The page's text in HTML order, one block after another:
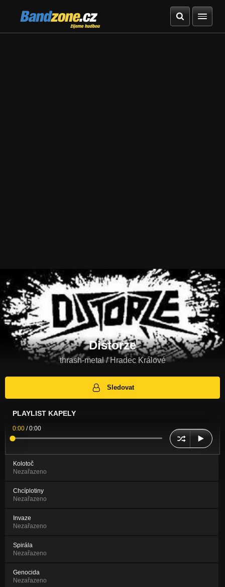
Bandzone.cz
žijeme hudbou
Distorze
thrash-metal / Hradec Králové
Sledovat
PLAYLIST KAPELY
0:00 /0:00
Kolotoč
Nezařazeno
Chcíplotiny
Nezařazeno
Invaze
Nezařazeno
Spirála
Nezařazeno
Genocida
Nezařazeno